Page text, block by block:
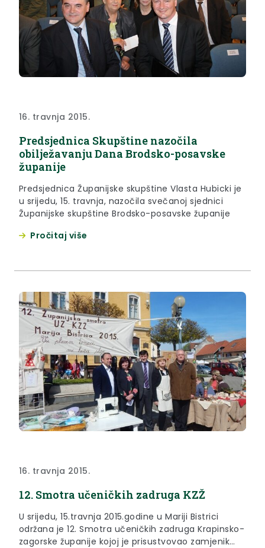
16. travnja 2015.
Predsjednica Skupštine nazočila
obilježavanju Dana Brodsko-posavske
županije
Predsjednica Županijske skupštine Vlasta Hubicki je
u srijedu, 15. travnja, nazočila svečanoj sjednici
Županijske skupštine Brodsko-posavske županije
Pročitaj više
16. travnja 2015.
12. Smotra učeničkih zadruga KZŽ
U srijedu, 15.travnja 2015.godine u Mariji Bistrici
održana je 12. Smotra učeničkih zadruga Krapinsko-
zagorske županije kojoj je prisustvovao zamjenik